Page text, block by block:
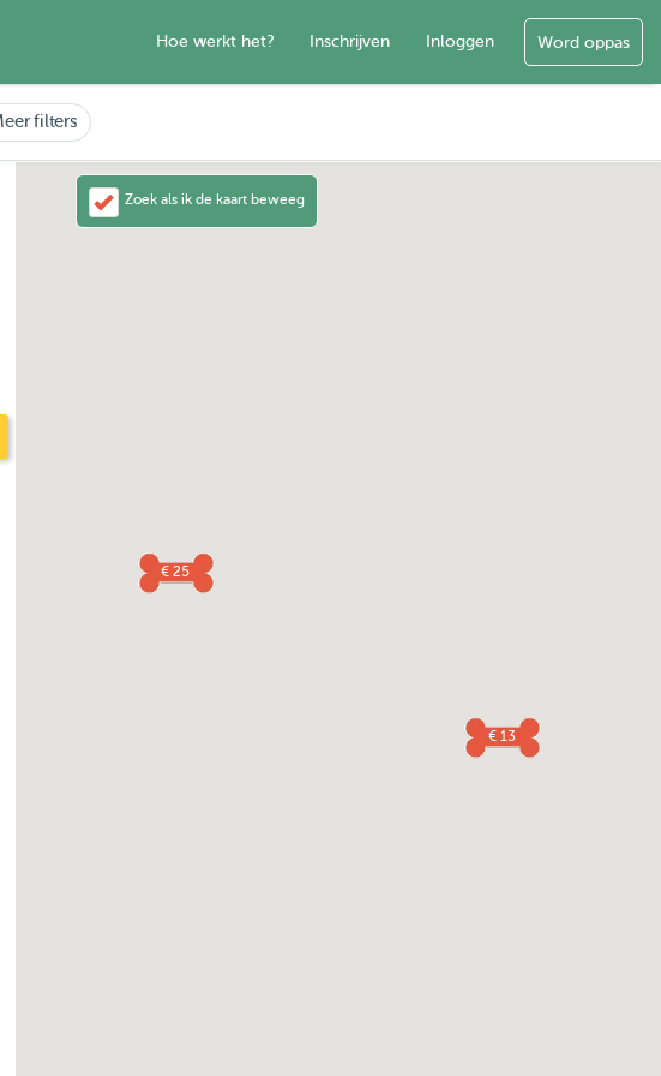
Hoe werkt het? Inschrijven Inloggen Word oppas
filters
€ 25
€ 13
Zoek als ik de kaart beweeg